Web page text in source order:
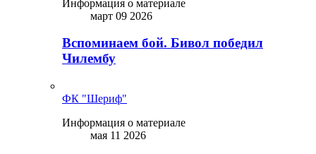
Информация о материале
март 09 2026
Вспоминаем бой. Бивол победил
Чилембу
ФК "Шериф"
Информация о материале
мая 11 2026